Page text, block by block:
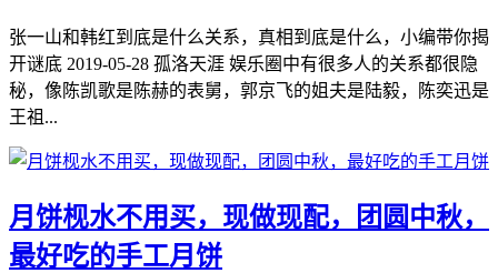
张一山和韩红到底是什么关系，真相到底是什么，小编带你揭
开谜底 2019-05-28 孤洛天涯 娱乐圈中有很多人的关系都很隐
秘，像陈凯歌是陈赫的表舅，郭京飞的姐夫是陆毅，陈奕迅是
王祖...
​月饼枧水不用买，现做现配，团圆中秋，
最好吃的手工月饼